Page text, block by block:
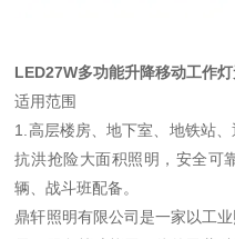
LED27W多功能升降移动工作
适用范围
1.高层楼房、地下室、地铁站
抗洪抢险大面积照明，安全可
辆、战斗班配备。
鼎轩照明有限公司是一家以工